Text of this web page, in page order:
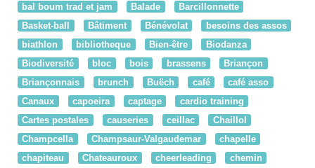
bal boum trad et jam
Balade
Barcillonnette
Basket-ball
Bâtiment Bénévolat
besoins des assos
biathlon
bibliotheque Bien-être
Biodanza
Biodiversité
bloc bois brassens
Briançon
Briançonnais
brunch Buëch café
café asso
Canaux
capoeira captage
cardio training
Cartes postales
causeries ceillac
Chaillol
Champcella
Champsaur-Valgaudemar
chapelle
chapiteau
Chateauroux cheerleading
chemin